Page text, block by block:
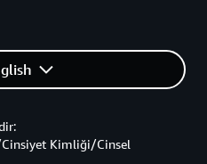
Kimliği/Cinsel